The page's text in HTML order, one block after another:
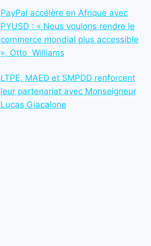
PayPal accélère en Afrique avec
PYUSD : « Nous voulons rendre le
commerce mondial plus accessible
», Otto Williams
LTPE, MAED et SMPDD renforcent
leur partenariat avec Monseigneur
Lucas Giacalone